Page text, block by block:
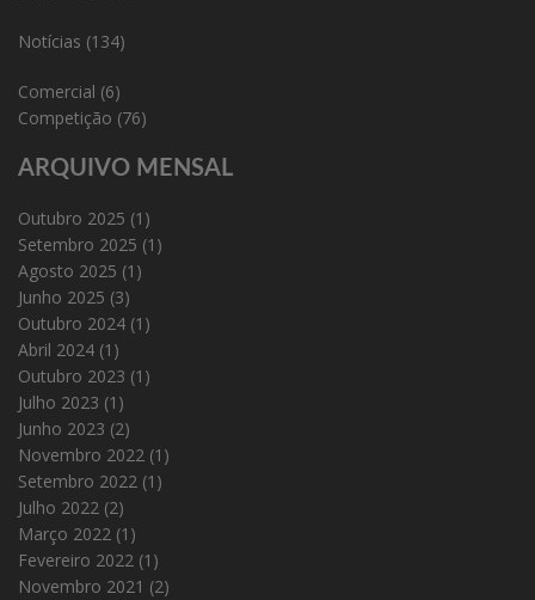
Notícias (134)
Comercial (6)
Competição (76)
ARQUIVO MENSAL
Outubro 2025 (1)
Setembro 2025 (1)
Agosto 2025 (1)
Junho 2025 (3)
Outubro 2024 (1)
Abril 2024 (1)
Outubro 2023 (1)
Julho 2023 (1)
Junho 2023 (2)
Novembro 2022 (1)
Setembro 2022 (1)
Julho 2022 (2)
Março 2022 (1)
Fevereiro 2022 (1)
Novembro 2021 (2)